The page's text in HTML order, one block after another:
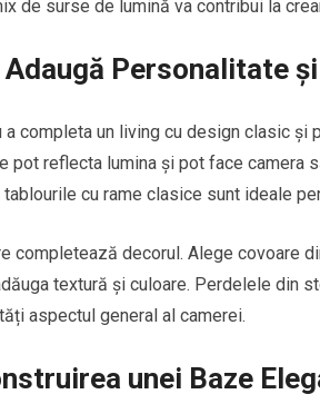
de surse de lumină va contribui la
Personalitate
completa un living cu design clasic și
pot reflecta lumina și pot face camera
cu rame clasice sunt ideale
completează decorul. Alege covoare
textură și culoare. Perdelele din
aspectul general al camerei.
unei Baze